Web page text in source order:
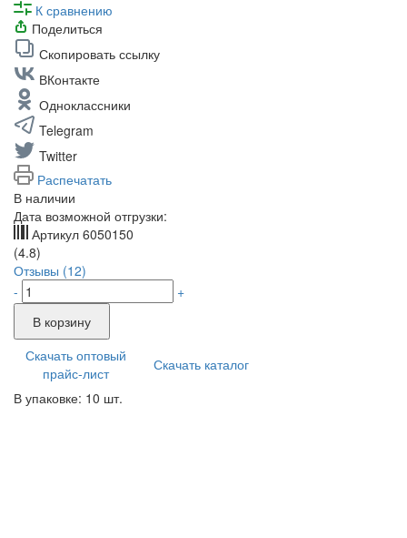
К сравнению
Поделиться
Скопировать ссылку
ВКонтакте
Одноклассники
Telegram
Twitter
Распечатать
В наличии
Дата возможной отгрузки:
Артикул 6050150
(4.8)
Отзывы (12)
-
+
В корзину
Скачать оптовый
прайс-лист
Скачать каталог
В упаковке: 10 шт.